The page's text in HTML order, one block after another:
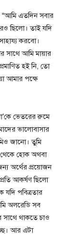
“আমি এতদিন সবার
ছিলো। তাই যদি
করবো।
সাথে আমি মায়ার
হই নি, তো
আমার পক্ষে
ভেতরের রুমে
ভালোবাসার
জানো। তুমি
থেকে হোক অথবা
অর্থের প্রয়োজন
আকর্ষণ ছিলো
পবিত্রতার
অলরেডি সব
সাথে থাকতে চাও
আর এটা